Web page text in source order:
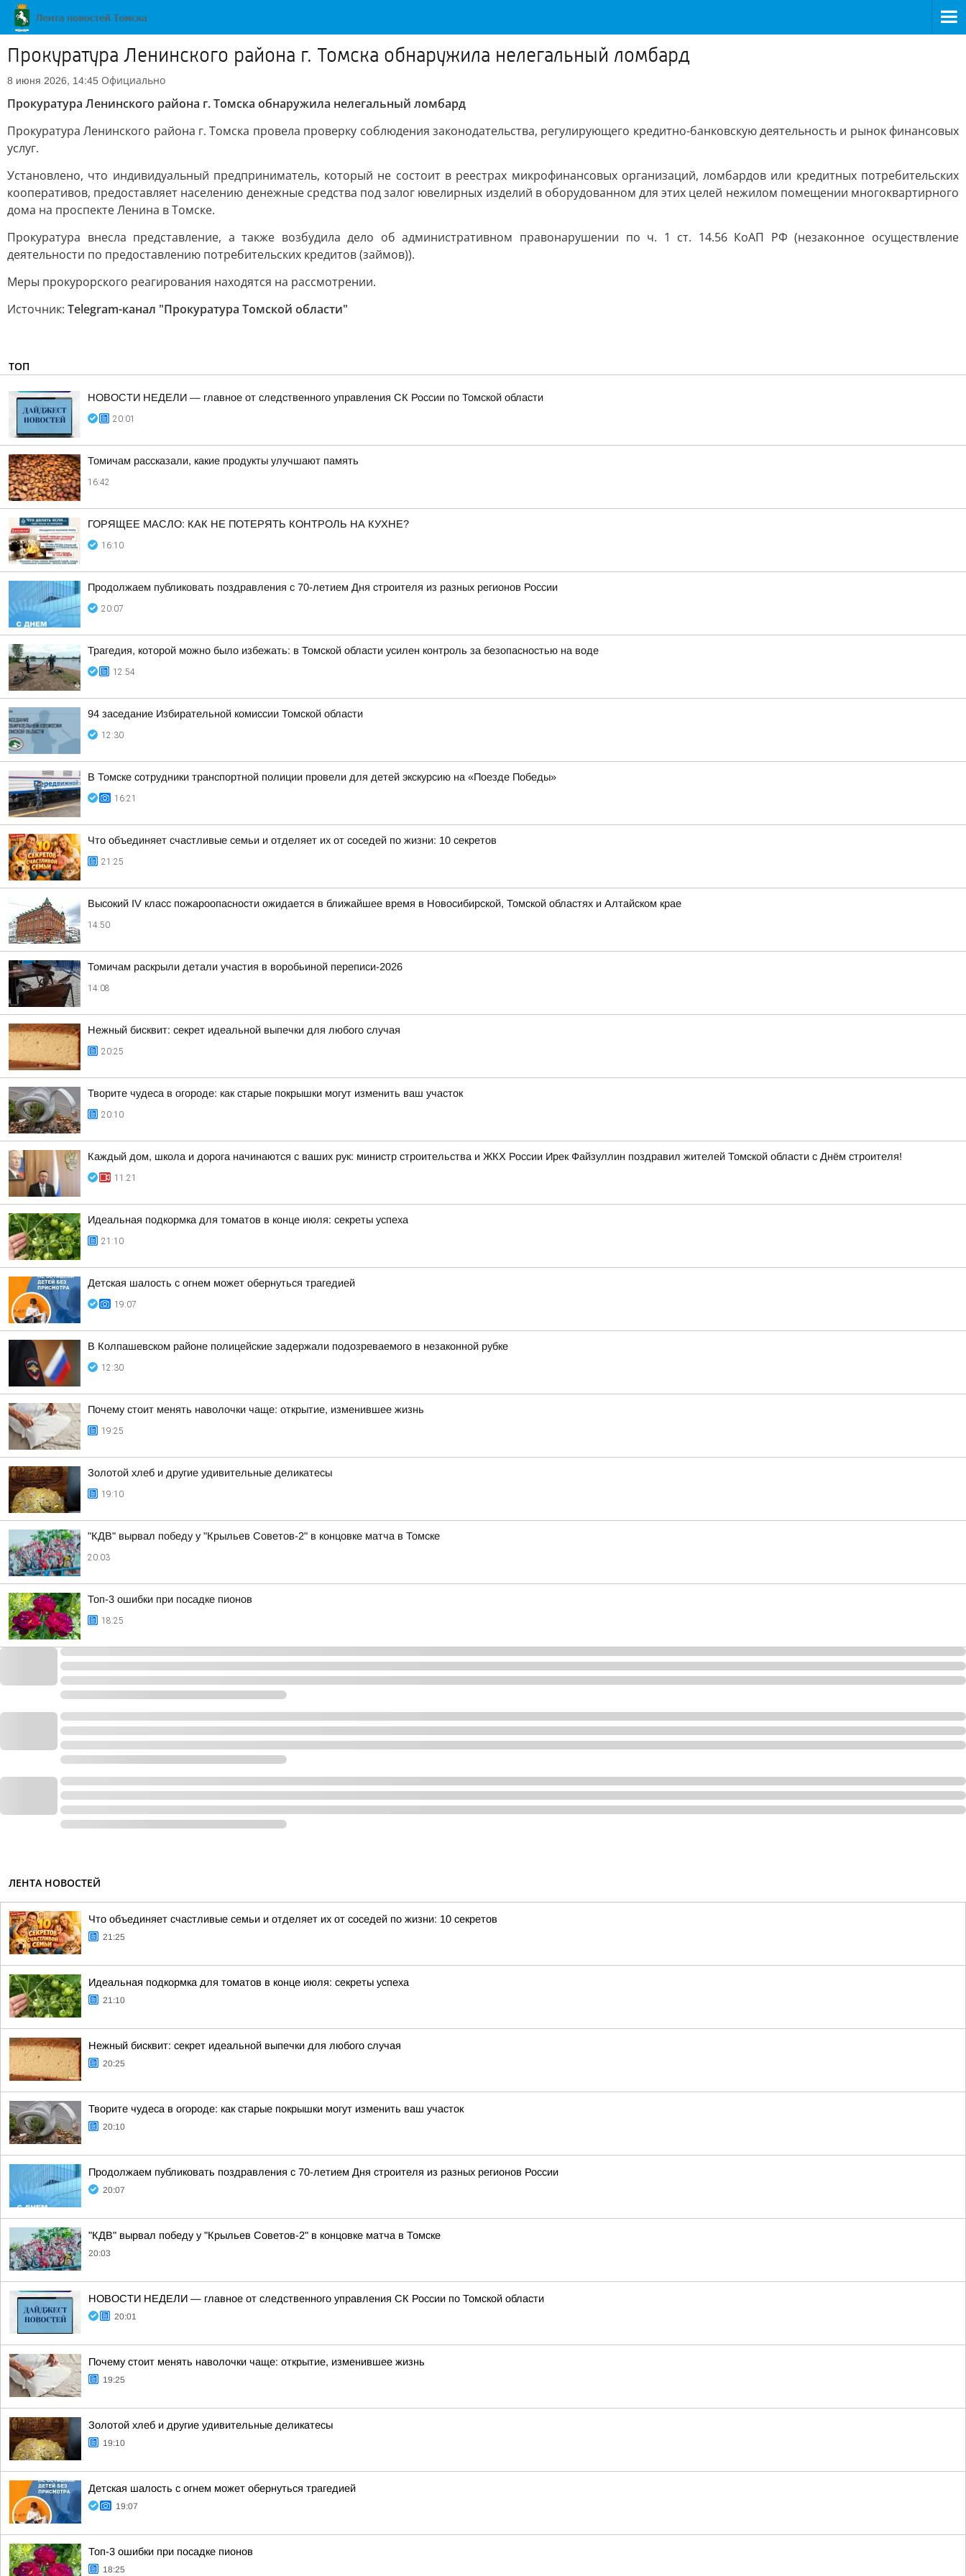
Прокуратура Ленинского района г. Томска обнаружила нелегальный ломбард
8 июня 2026, 14:45 Официально
Прокуратура Ленинского района г. Томска обнаружила нелегальный ломбард
Прокуратура Ленинского района г. Томска провела проверку соблюдения законодательства, регулирующего кредитно-банковскую деятельность и рынок финансовых
услуг.
Установлено, что индивидуальный предприниматель, который не состоит в реестрах микрофинансовых организаций, ломбардов или кредитных потребительских
кооперативов, предоставляет населению денежные средства под залог ювелирных изделий в оборудованном для этих целей нежилом помещении многоквартирного
дома на проспекте Ленина в Томске.
Прокуратура внесла представление, а также возбудила дело об административном правонарушении по ч. 1 ст. 14.56 КоАП РФ (незаконное осуществление
деятельности по предоставлению потребительских кредитов (займов)).
Меры прокурорского реагирования находятся на рассмотрении.
Источник: Telegram-канал "Прокуратура Томской области"
ТОП
НОВОСТИ НЕДЕЛИ — главное от следственного управления СК России по Томской области
20:01
Томичам рассказали, какие продукты улучшают память
16:42
ГОРЯЩЕЕ МАСЛО: КАК НЕ ПОТЕРЯТЬ КОНТРОЛЬ НА КУХНЕ?
16:10
Продолжаем публиковать поздравления с 70-летием Дня строителя из разных регионов России
20:07
Трагедия, которой можно было избежать: в Томской области усилен контроль за безопасностью на воде
12:54
94 заседание Избирательной комиссии Томской области
12:30
В Томске сотрудники транспортной полиции провели для детей экскурсию на «Поезде Победы»
16:21
Что объединяет счастливые семьи и отделяет их от соседей по жизни: 10 секретов
21:25
Высокий IV класс пожароопасности ожидается в ближайшее время в Новосибирской, Томской областях и Алтайском крае
14:50
Томичам раскрыли детали участия в воробьиной переписи-2026
14:08
Нежный бисквит: секрет идеальной выпечки для любого случая
20:25
Творите чудеса в огороде: как старые покрышки могут изменить ваш участок
20:10
Каждый дом, школа и дорога начинаются с ваших рук: министр строительства и ЖКХ России Ирек Файзуллин поздравил жителей Томской области с Днём строителя!
11:21
Идеальная подкормка для томатов в конце июля: секреты успеха
21:10
Детская шалость с огнем может обернуться трагедией
19:07
В Колпашевском районе полицейские задержали подозреваемого в незаконной рубке
12:30
Почему стоит менять наволочки чаще: открытие, изменившее жизнь
19:25
Золотой хлеб и другие удивительные деликатесы
19:10
"КДВ" вырвал победу у "Крыльев Советов-2" в концовке матча в Томске
20:03
Топ-3 ошибки при посадке пионов
18:25
ЛЕНТА НОВОСТЕЙ
Что объединяет счастливые семьи и отделяет их от соседей по жизни: 10 секретов
21:25
Идеальная подкормка для томатов в конце июля: секреты успеха
21:10
Нежный бисквит: секрет идеальной выпечки для любого случая
20:25
Творите чудеса в огороде: как старые покрышки могут изменить ваш участок
20:10
Продолжаем публиковать поздравления с 70-летием Дня строителя из разных регионов России
20:07
"КДВ" вырвал победу у "Крыльев Советов-2" в концовке матча в Томске
20:03
НОВОСТИ НЕДЕЛИ — главное от следственного управления СК России по Томской области
20:01
Почему стоит менять наволочки чаще: открытие, изменившее жизнь
19:25
Золотой хлеб и другие удивительные деликатесы
19:10
Детская шалость с огнем может обернуться трагедией
19:07
Топ-3 ошибки при посадке пионов
18:25